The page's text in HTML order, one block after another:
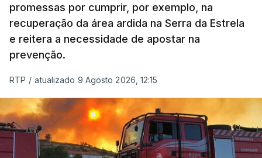
promessas por cumprir, por exemplo, na
recuperação da área ardida na Serra da Estrela
e reitera a necessidade de apostar na
prevenção.
RTP / atualizado 9 Agosto 2026, 12:15